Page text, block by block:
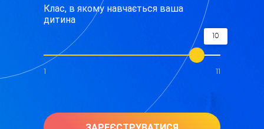
Клас, в якому навчається ваша
дитина
10